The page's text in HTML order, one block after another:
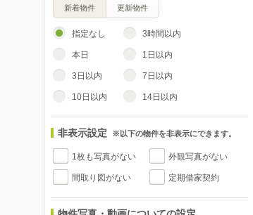
新着物件 更新物件
指定なし 3時間以内
本日 1日以内
3日以内 7日以内
10日以内 14日以内
非表示設定 ※以下の物件を非表示にできます。
1枚も写真がない 外観写真がない
間取り図がない 定期借家契約